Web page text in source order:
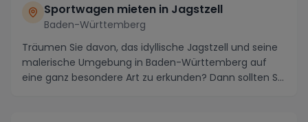
Sportwagen mieten in Jagstzell
Baden-Württemberg
Träumen Sie davon, das idyllische Jagstzell und seine
malerische Umgebung in Baden-Württemberg auf
eine ganz besondere Art zu erkunden? Dann sollten S...